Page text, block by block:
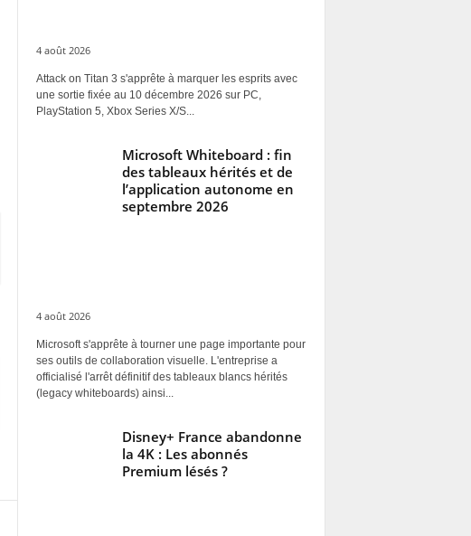
4 août 2026
Attack on Titan 3 s'apprête à marquer les esprits avec
une sortie fixée au 10 décembre 2026 sur PC,
PlayStation 5, Xbox Series X/S...
Microsoft Whiteboard : fin
des tableaux hérités et de
l’application autonome en
septembre 2026
4 août 2026
Microsoft s'apprête à tourner une page importante pour
ses outils de collaboration visuelle. L'entreprise a
officialisé l'arrêt définitif des tableaux blancs hérités
(legacy whiteboards) ainsi...
Disney+ France abandonne
la 4K : Les abonnés
Premium lésés ?